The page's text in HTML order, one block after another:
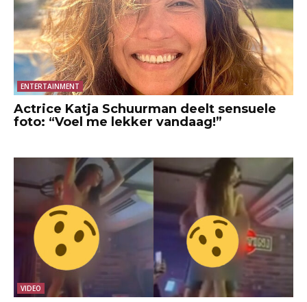
ENTERTAINMENT
Actrice Katja Schuurman deelt sensuele
foto: “Voel me lekker vandaag!”
VIDEO